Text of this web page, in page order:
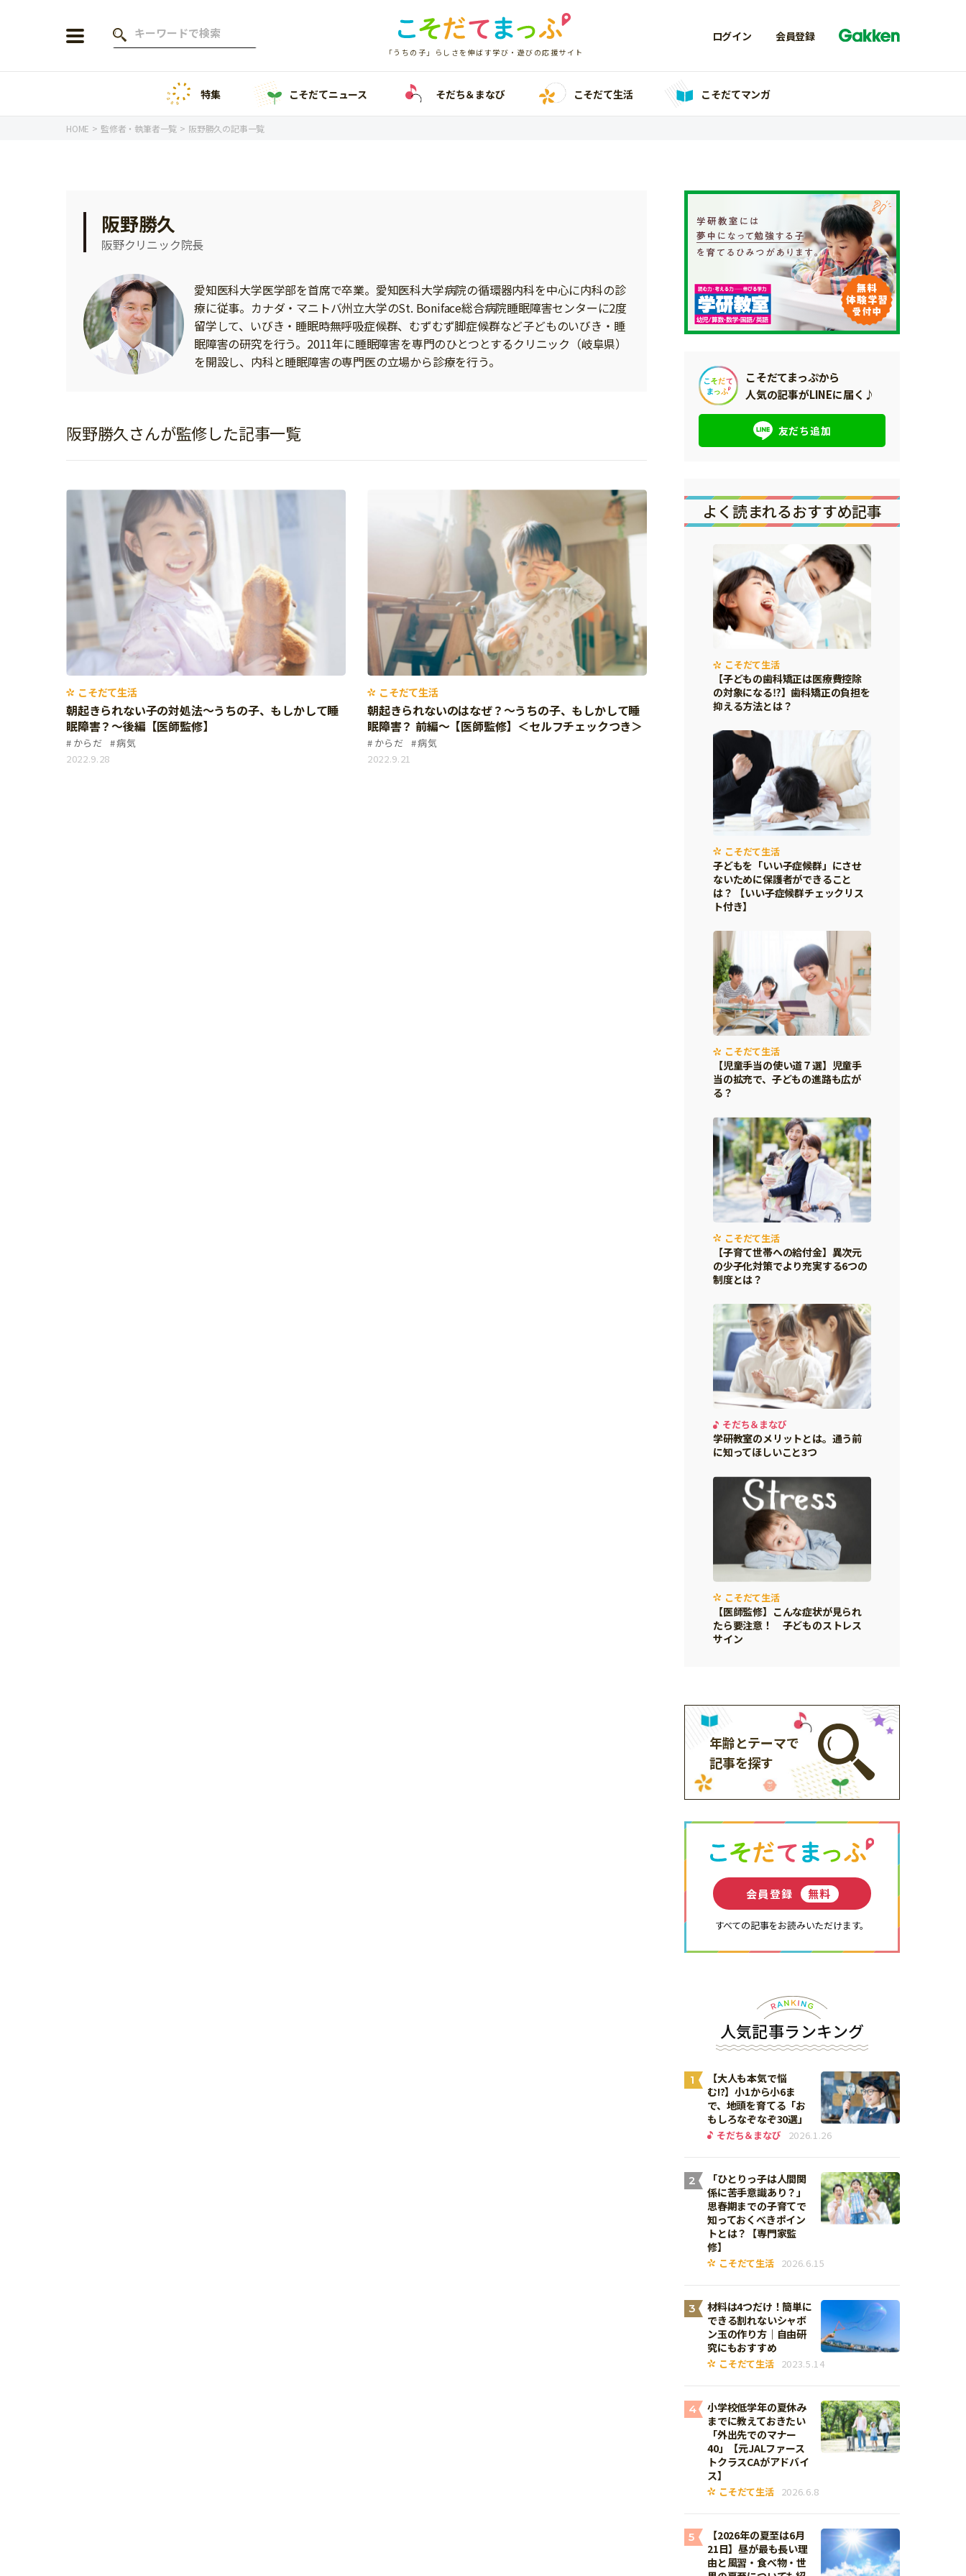
「うちの子」らしさを伸ばす学び・遊びの応援サイト
ログイン 会員登録
1歳
年長
小学1年生
小学2年生
小学3年生
小学4年生
小学6年生
こそだてニュース
イベント
ニュース
そだち＆まなび
ワーク・ドリル
科学・プログラミング
絵本・読み聞かせ
自由研究・工作
読書感想文
本・読書
運動・あそび・ゲーム
英語
習い事
知育
こそだて生活
ファッション・美容
親子でいっしょに
おでかけ
家族
マネー
特集 こそだてニュース そだち＆まなび こそだて生活 こそだてマンガ
HOME 監修者・執筆者一覧 阪野勝久の記事一覧
阪野勝久
阪野クリニック院長
愛知医科大学医学部を首席で卒業。愛知医科大学病院の循環器内科を中心に内科の診
療に従事。カナダ・マニトバ州立大学のSt. Boniface総合病院睡眠障害センターに2度
留学して、いびき・睡眠時無呼吸症候群、むずむず脚症候群など子どものいびき・睡
眠障害の研究を行う。2011年に睡眠障害を専門のひとつとするクリニック（岐阜県）
を開設し、内科と睡眠障害の専門医の立場から診療を行う。
阪野勝久さんが監修した記事一覧
こそだて生活
朝起きられない子の対処法～うちの子、もしかして睡
眠障害？～後編【医師監修】
からだ
病気
2022.9.28
こそだて生活
朝起きられないのはなぜ？～うちの子、もしかして睡
眠障害？ 前編～【医師監修】＜セルフチェックつき＞
からだ
病気
2022.9.21
こそだてまっぷから
人気の記事がLINEに届く♪
友だち追加
よく読まれるおすすめ記事
こそだて生活
【子どもの歯科矯正は医療費控除
の対象になる⁉】歯科矯正の負担を
抑える方法とは？
こそだて生活
子どもを「いい子症候群」にさせ
ないために保護者ができること
は？ 【いい子症候群チェックリス
ト付き】
こそだて生活
【児童手当の使い道７選】児童手
当の拡充で、子どもの進路も広が
る？
こそだて生活
【子育て世帯への給付金】異次元
の少子化対策でより充実する6つの
制度とは？
そだち＆まなび
学研教室のメリットとは。通う前
に知ってほしいこと3つ
こそだて生活
【医師監修】こんな症状が見られ
たら要注意！ 子どものストレス
サイン
年齢とテーマで
記事を探す
会員登録 無料
すべての記事をお読みいただけます。
人気記事ランキング
1
【大人も本気で悩
む!?】小1から小6ま
で、地頭を育てる「お
もしろなぞなぞ30選」
そだち＆まなび 2026.1.26
2
「ひとりっ子は人間関
係に苦手意識あり？」
思春期までの子育てで
知っておくべきポイン
トとは？【専門家監
修】
こそだて生活 2026.6.15
3
材料は4つだけ！簡単に
できる割れないシャボ
ン玉の作り方｜自由研
究にもおすすめ
こそだて生活 2023.5.14
4
小学校低学年の夏休み
までに教えておきたい
「外出先でのマナー
40」【元JALファース
トクラスCAがアドバイ
ス】
こそだて生活 2026.6.8
5
【2026年の夏至は6月
21日】昼が最も長い理
由と風習・食べ物・世